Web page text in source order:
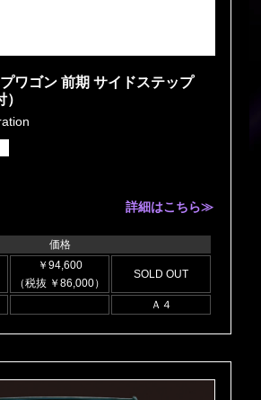
ワゴン 前期 サイドステップ
詳細はこちら≫
価格
￥94,600
（税抜 ￥86,000）
SOLD OUT
Ａ４